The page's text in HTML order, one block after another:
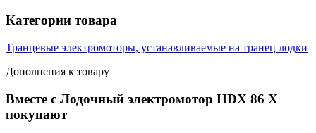
Категории товара
Транцевые электромоторы, устанавливаемые на транец лодки
Дополнения к товару
Вместе с Лодочный электромотор HDX 86 X
покупают